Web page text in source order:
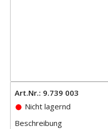
Art.Nr.: 9.739 003
Nicht lagernd
Beschreibung